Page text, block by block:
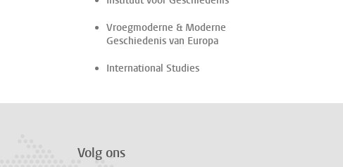
Vroegmoderne & Moderne
Geschiedenis van Europa
International Studies
Volg ons